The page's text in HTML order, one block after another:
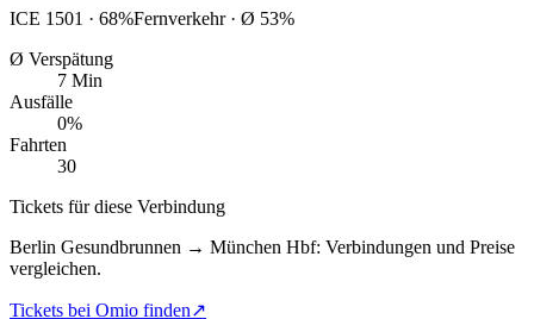
ICE 1501 · 68%Fernverkehr · Ø 53%
Ø Verspätung
7 Min
Ausfälle
0%
Fahrten
30
Tickets für diese Verbindung
Berlin Gesundbrunnen → München Hbf: Verbindungen und Preise
vergleichen.
Tickets bei Omio finden↗